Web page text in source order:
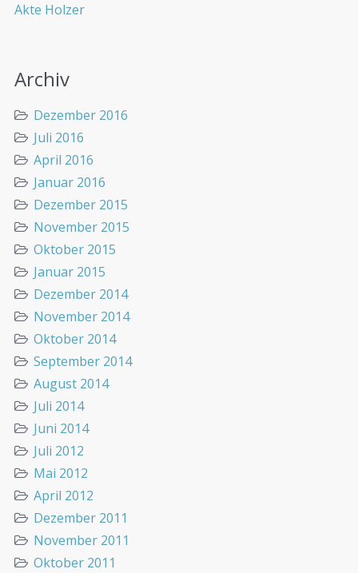
Akte Holzer
Archiv
Dezember 2016
Juli 2016
April 2016
Januar 2016
Dezember 2015
November 2015
Oktober 2015
Januar 2015
Dezember 2014
November 2014
Oktober 2014
September 2014
August 2014
Juli 2014
Juni 2014
Juli 2012
Mai 2012
April 2012
Dezember 2011
November 2011
Oktober 2011